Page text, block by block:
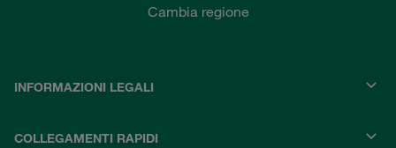
Cambia regione
INFORMAZIONI LEGALI
COLLEGAMENTI RAPIDI